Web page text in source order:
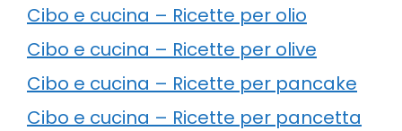
Cibo e cucina – Ricette per olio
Cibo e cucina – Ricette per olive
Cibo e cucina – Ricette per pancake
Cibo e cucina – Ricette per pancetta